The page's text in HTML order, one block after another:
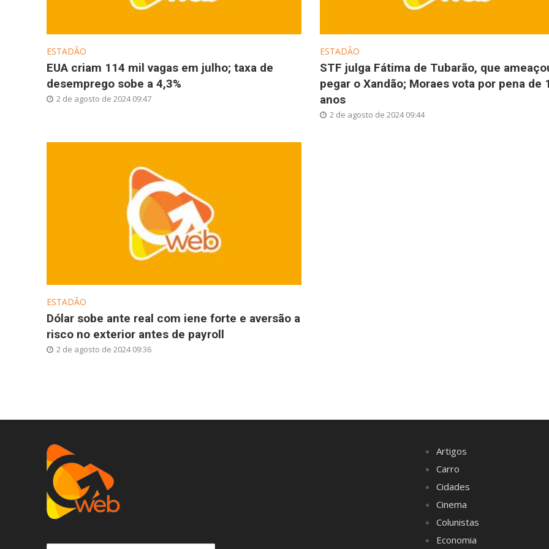
ESTADÃO
EUA criam 114 mil vagas em julho; taxa de
desemprego sobe a 4,3%
2 de agosto de 2024 09:47
ESTADÃO
STF julga Fátima de Tubarão, que
pegar o Xandão; Moraes vota por pena de
anos
2 de agosto de 2024 09:44
ESTADÃO
Dólar sobe ante real com iene forte e aversão a
risco no exterior antes de payroll
2 de agosto de 2024 09:36
Artigos
Carro
Cidades
Cinema
Colunistas
Economia